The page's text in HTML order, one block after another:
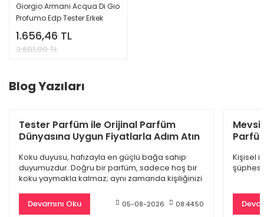
Burberry Goddess Edp Kadın Parfüm 100 Ml
4.418,70 TL
11.330,00 TL
Giorgio Armani Acqua Di Gio
Profumo Edp Tester Erkek
Parfüm 75 Ml
1.656,46 TL
3.601,00 TL
Blog Yazıları
Tester Parfüm ile Orijinal Parfüm
Dünyasına Uygun Fiyatlarla Adım Atın
Koku duyusu, hafızayla en güçlü bağa sahip
duyumuzdur. Doğru bir parfüm, sadece hoş bir
koku yaymakla kalmaz; aynı zamanda kişiliğinizi
Devamını Oku
05-08-2026 08:44:50
Kişisel